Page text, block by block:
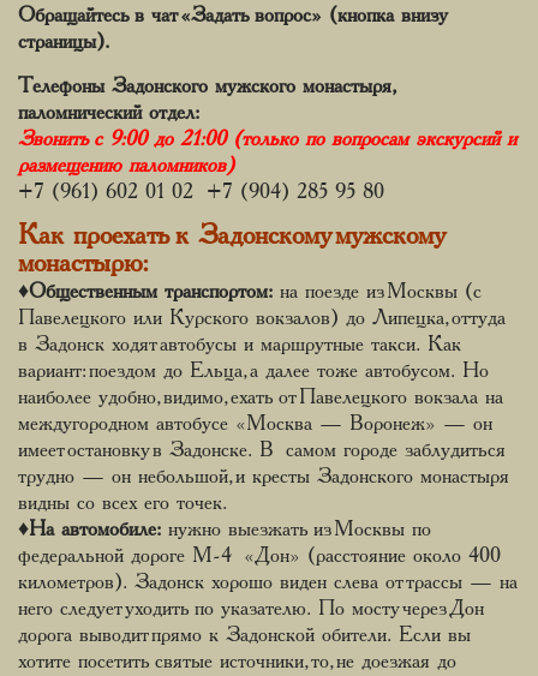
Обращайтесь в чат «Задать вопрос» (кнопка внизу
страницы).
Телефоны Задонского мужского монастыря,
паломнический отдел:
Звонить с 9:00 до 21:00 (только по вопросам экскурсий и
размещению паломников)
+7 (961) 602 01 02 +7 (904) 285 95 80
Как проехать к Задонскому мужскому
монастырю:
♦Общественным транспортом: на поезде из Москвы (с
Павелецкого или Курского вокзалов) до Липецка, оттуда
в Задонск ходят автобусы и маршрутные такси. Как
вариант: поездом до Ельца, а далее тоже автобусом. Но
наиболее удобно, видимо, ехать от Павелецкого вокзала на
междугородном автобусе «Москва — Воронеж» — он
имеет остановку в Задонске. В самом городе заблудиться
трудно — он небольшой, и кресты Задонского монастыря
видны со всех его точек.
♦На автомобиле: нужно выезжать из Москвы по
федеральной дороге М-4 «Дон» (расстояние около 400
километров). Задонск хорошо виден слева от трассы — на
него следует уходить по указателю. По мосту через Дон
дорога выводит прямо к Задонской обители. Если вы
хотите посетить святые источники, то, не доезжая до